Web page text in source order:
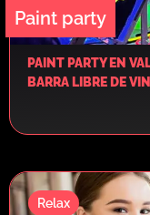
Paint party
PAINT PARTY EN
BARRA LIBRE DE
Relax